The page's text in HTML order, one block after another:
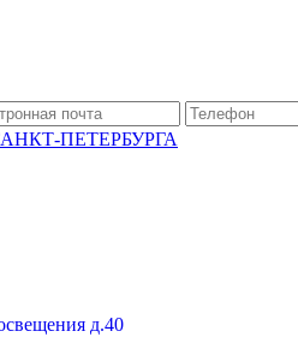
ПЕТЕРБУРГА
д.40